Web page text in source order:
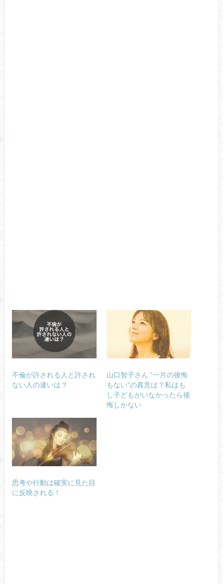
不倫が許される人と許され
ない人の違いは？
山口智子さん “一片の後悔
もない”の真意は？私はも
し子どもがいなかったら後
悔しかない
思考や行動は確実に見た目
に反映される！